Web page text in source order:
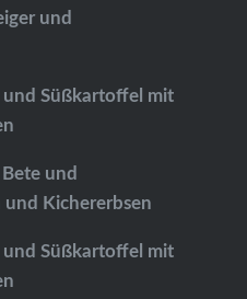
und
und Süßkartoffel mit
Bete und
Kichererbsen
und Süßkartoffel mit